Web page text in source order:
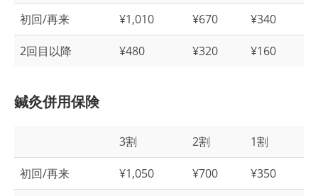
初回/再来 ¥1,010 ¥670 ¥340
2回目以降 ¥480 ¥320 ¥160
鍼灸併用保険
3割 2割 1割
初回/再来 ¥1,050 ¥700 ¥350